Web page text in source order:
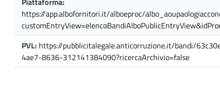
https://app.albofornitori.it/alboeproc/
PVL: https://pubblicitalegale.anticorruzione.it/bandi/
4ae7-8636-312141384090?ricercaArchivio=false